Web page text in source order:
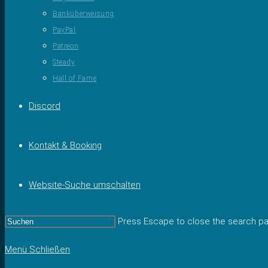
Banküberweisung
PayPal
Patreon
Steady
Hall of Fame
Discord
Kontakt & Booking
Website-Suche umschalten
Press Escape to close the search
Menü Schließen